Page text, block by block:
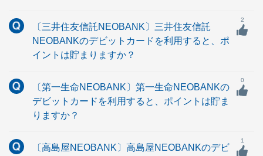
〔三井住友信託NEOBANK〕三井住友信託
NEOBANKのデビットカードを利用すると、ポ
イントは貯まりますか？
2
〔第一生命NEOBANK〕第一生命NEOBANKの
デビットカードを利用すると、ポイントは貯ま
りますか？
0
〔高島屋NEOBANK〕高島屋NEOBANKのデビ
1